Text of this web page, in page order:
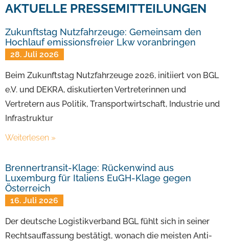
AKTUELLE PRESSEMITTEILUNGEN
Zukunftstag Nutzfahrzeuge: Gemeinsam den
Hochlauf emissionsfreier Lkw voranbringen
28. Juli 2026
Beim Zukunftstag Nutzfahrzeuge 2026, initiiert von BGL
e.V. und DEKRA, diskutierten Vertreterinnen und
Vertretern aus Politik, Transportwirtschaft, Industrie und
Infrastruktur
Weiterlesen »
Brennertransit-Klage: Rückenwind aus
Luxemburg für Italiens EuGH-Klage gegen
Österreich
16. Juli 2026
Der deutsche Logistikverband BGL fühlt sich in seiner
Rechtsauffassung bestätigt, wonach die meisten Anti-